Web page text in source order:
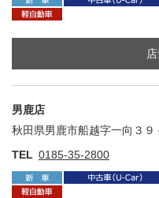
男鹿店
秋田県男鹿市船越字一向３９
TEL 0185-35-2800